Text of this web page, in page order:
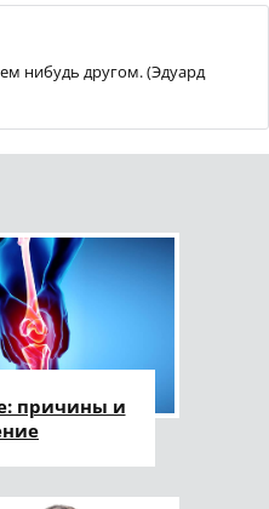
нибудь другом. (Эдуард
причины и